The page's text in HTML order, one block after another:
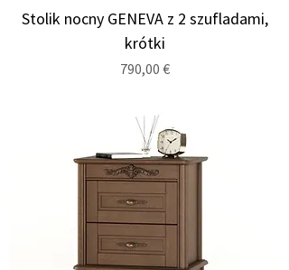
Stolik nocny GENEVA z 2 szufladami,
krótki
Cena
790,00 €